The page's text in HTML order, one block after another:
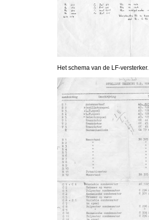
Het schema van de LF-versterker.